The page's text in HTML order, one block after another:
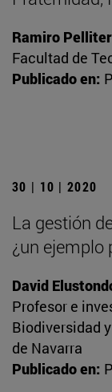
Ramiro
Facultad de
Publicado en:
30 | 10 | 2020
La gestión
¿un ejemplo
David
Profesor e
Biodiversidad
de Navarra
Publicado en: